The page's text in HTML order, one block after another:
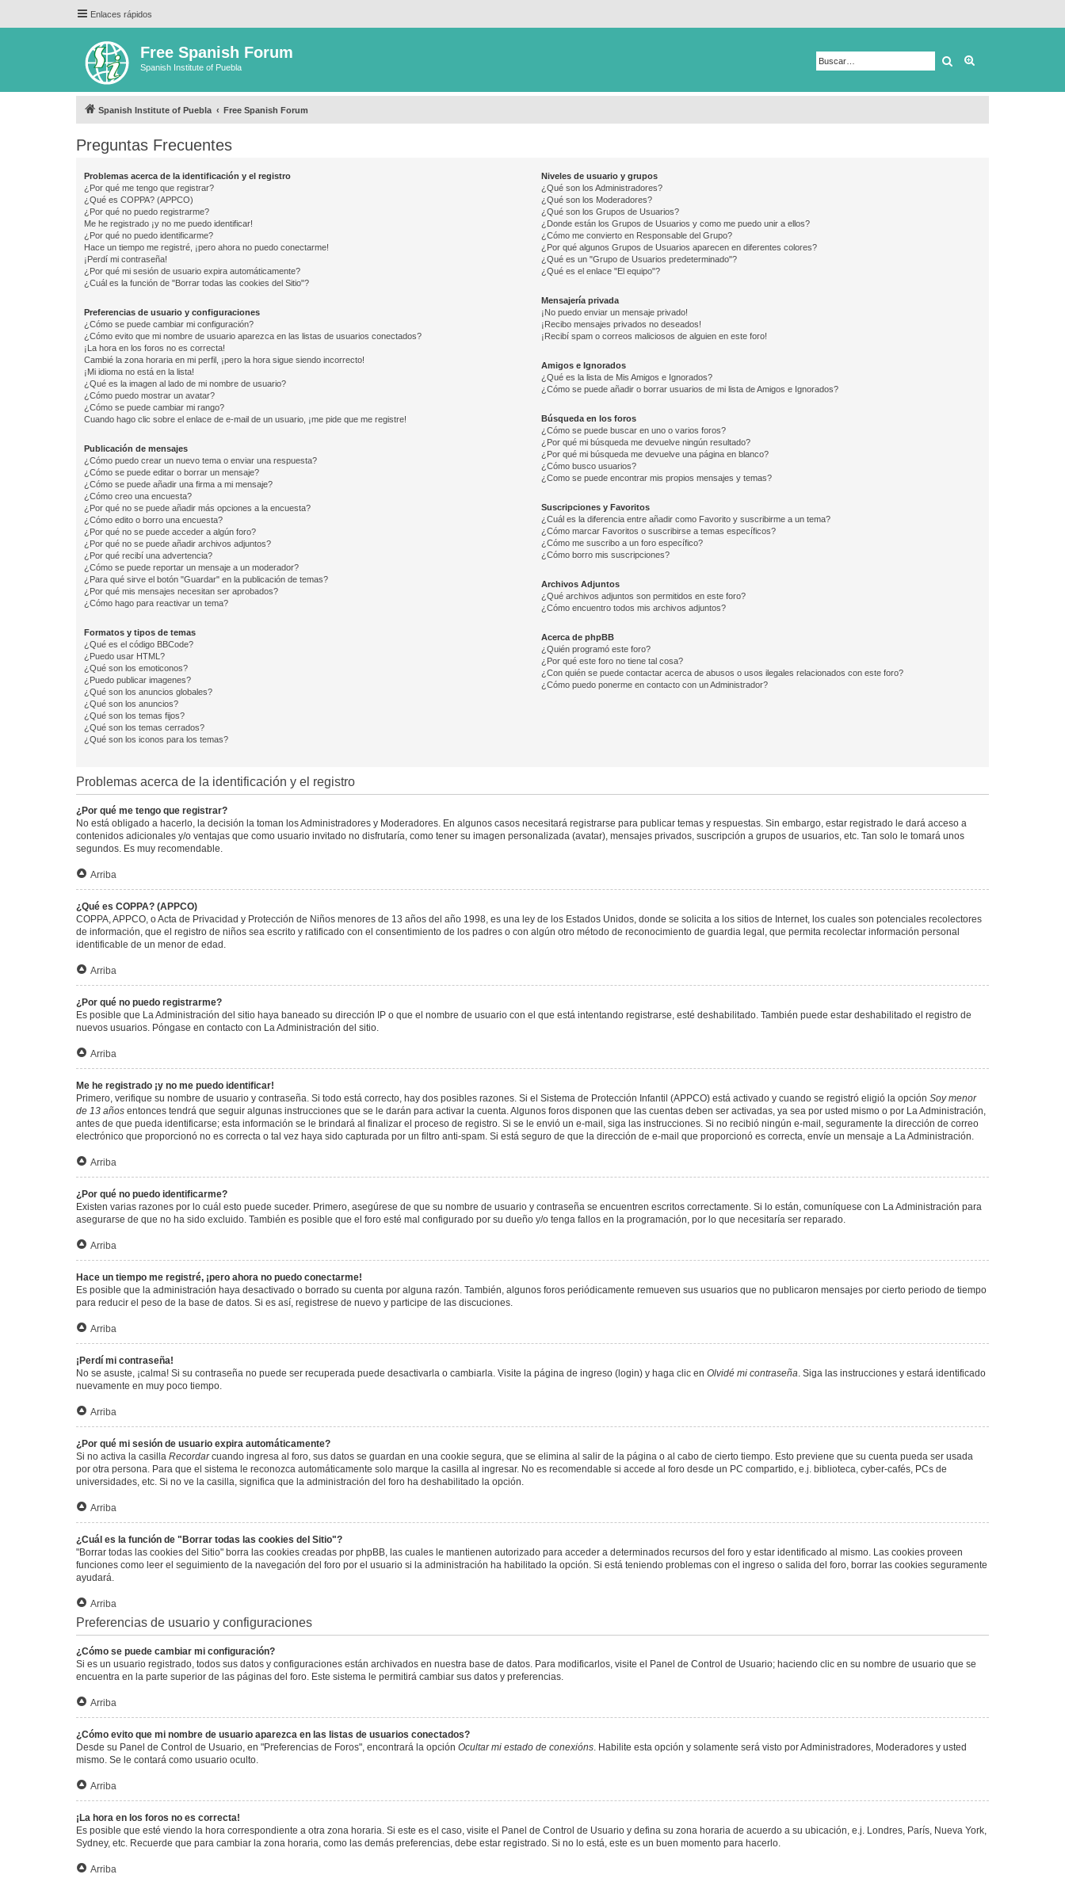
Enlaces rápidos
Free Spanish Forum
Spanish Institute of Puebla Buscar
Spanish Institute of Puebla Free Spanish Forum
Preguntas Frecuentes
Problemas acerca de la identificación y el registro
¿Por qué me tengo que registrar?
¿Qué es COPPA? (APPCO)
¿Por qué no puedo registrarme?
Me he registrado ¡y no me puedo identificar!
¿Por qué no puedo identificarme?
Hace un tiempo me registré, ¡pero ahora no puedo conectarme!
¡Perdí mi contraseña!
¿Por qué mi sesión de usuario expira automáticamente?
¿Cuál es la función de "Borrar todas las cookies del Sitio"?
Preferencias de usuario y configuraciones
¿Cómo se puede cambiar mi configuración?
¿Cómo evito que mi nombre de usuario aparezca en las listas de usuarios conectados?
¡La hora en los foros no es correcta!
Cambié la zona horaria en mi perfil, ¡pero la hora sigue siendo incorrecto!
¡Mi idioma no está en la lista!
¿Qué es la imagen al lado de mi nombre de usuario?
¿Cómo puedo mostrar un avatar?
¿Cómo se puede cambiar mi rango?
Cuando hago clic sobre el enlace de e-mail de un usuario, ¡me pide que me registre!
Publicación de mensajes
¿Cómo puedo crear un nuevo tema o enviar una respuesta?
¿Cómo se puede editar o borrar un mensaje?
¿Cómo se puede añadir una firma a mi mensaje?
¿Cómo creo una encuesta?
¿Por qué no se puede añadir más opciones a la encuesta?
¿Cómo edito o borro una encuesta?
¿Por qué no se puede acceder a algún foro?
¿Por qué no se puede añadir archivos adjuntos?
¿Por qué recibí una advertencia?
¿Cómo se puede reportar un mensaje a un moderador?
¿Para qué sirve el botón "Guardar" en la publicación de temas?
¿Por qué mis mensajes necesitan ser aprobados?
¿Cómo hago para reactivar un tema?
Formatos y tipos de temas
¿Qué es el código BBCode?
¿Puedo usar HTML?
¿Qué son los emoticonos?
¿Puedo publicar imagenes?
¿Qué son los anuncios globales?
¿Qué son los anuncios?
¿Qué son los temas fijos?
¿Qué son los temas cerrados?
¿Qué son los iconos para los temas?
Niveles de usuario y grupos
¿Qué son los Administradores?
¿Qué son los Moderadores?
¿Qué son los Grupos de Usuarios?
¿Donde están los Grupos de Usuarios y como me puedo unir a ellos?
¿Cómo me convierto en Responsable del Grupo?
¿Por qué algunos Grupos de Usuarios aparecen en diferentes colores?
¿Qué es un "Grupo de Usuarios predeterminado"?
¿Qué es el enlace "El equipo"?
Mensajería privada
¡No puedo enviar un mensaje privado!
¡Recibo mensajes privados no deseados!
¡Recibí spam o correos maliciosos de alguien en este foro!
Amigos e Ignorados
¿Qué es la lista de Mis Amigos e Ignorados?
¿Cómo se puede añadir o borrar usuarios de mi lista de Amigos e Ignorados?
Búsqueda en los foros
¿Cómo se puede buscar en uno o varios foros?
¿Por qué mi búsqueda me devuelve ningún resultado?
¿Por qué mi búsqueda me devuelve una página en blanco?
¿Cómo busco usuarios?
¿Como se puede encontrar mis propios mensajes y temas?
Suscripciones y Favoritos
¿Cuál es la diferencia entre añadir como Favorito y suscribirme a un tema?
¿Cómo marcar Favoritos o suscribirse a temas específicos?
¿Cómo me suscribo a un foro específico?
¿Cómo borro mis suscripciones?
Archivos Adjuntos
¿Qué archivos adjuntos son permitidos en este foro?
¿Cómo encuentro todos mis archivos adjuntos?
Acerca de phpBB
¿Quién programó este foro?
¿Por qué este foro no tiene tal cosa?
¿Con quién se puede contactar acerca de abusos o usos ilegales relacionados con este foro?
¿Cómo puedo ponerme en contacto con un Administrador?
Problemas acerca de la identificación y el registro
¿Por qué me tengo que registrar?
No está obligado a hacerlo, la decisión la toman los Administradores y Moderadores. En algunos casos necesitará registrarse para publicar temas y respuestas. Sin embargo, estar registrado le dará acceso a
contenidos adicionales y/o ventajas que como usuario invitado no disfrutaría, como tener su imagen personalizada (avatar), mensajes privados, suscripción a grupos de usuarios, etc. Tan solo le tomará unos
segundos. Es muy recomendable.
Arriba
¿Qué es COPPA? (APPCO)
COPPA, APPCO, o Acta de Privacidad y Protección de Niños menores de 13 años del año 1998, es una ley de los Estados Unidos, donde se solicita a los sitios de Internet, los cuales son potenciales recolectores
de información, que el registro de niños sea escrito y ratificado con el consentimiento de los padres o con algún otro método de reconocimiento de guardia legal, que permita recolectar información personal
identificable de un menor de edad.
Arriba
¿Por qué no puedo registrarme?
Es posible que La Administración del sitio haya baneado su dirección IP o que el nombre de usuario con el que está intentando registrarse, esté deshabilitado. También puede estar deshabilitado el registro de
nuevos usuarios. Póngase en contacto con La Administración del sitio.
Arriba
Me he registrado ¡y no me puedo identificar!
Primero, verifique su nombre de usuario y contraseña. Si todo está correcto, hay dos posibles razones. Si el Sistema de Protección Infantil (APPCO) está activado y cuando se registró eligió la opción Soy menor
de 13 años entonces tendrá que seguir algunas instrucciones que se le darán para activar la cuenta. Algunos foros disponen que las cuentas deben ser activadas, ya sea por usted mismo o por La Administración,
antes de que pueda identificarse; esta información se le brindará al finalizar el proceso de registro. Si se le envió un e-mail, siga las instrucciones. Si no recibió ningún e-mail, seguramente la dirección de correo
electrónico que proporcionó no es correcta o tal vez haya sido capturada por un filtro anti-spam. Si está seguro de que la dirección de e-mail que proporcionó es correcta, envíe un mensaje a La Administración.
Arriba
¿Por qué no puedo identificarme?
Existen varias razones por lo cuál esto puede suceder. Primero, asegúrese de que su nombre de usuario y contraseña se encuentren escritos correctamente. Si lo están, comuníquese con La Administración para
asegurarse de que no ha sido excluido. También es posible que el foro esté mal configurado por su dueño y/o tenga fallos en la programación, por lo que necesitaría ser reparado.
Arriba
Hace un tiempo me registré, ¡pero ahora no puedo conectarme!
Es posible que la administración haya desactivado o borrado su cuenta por alguna razón. También, algunos foros periódicamente remueven sus usuarios que no publicaron mensajes por cierto periodo de tiempo
para reducir el peso de la base de datos. Si es así, registrese de nuevo y participe de las discuciones.
Arriba
¡Perdí mi contraseña!
No se asuste, ¡calma! Si su contraseña no puede ser recuperada puede desactivarla o cambiarla. Visite la página de ingreso (login) y haga clic en Olvidé mi contraseña. Siga las instrucciones y estará identificado
nuevamente en muy poco tiempo.
Arriba
¿Por qué mi sesión de usuario expira automáticamente?
Si no activa la casilla Recordarcuando ingresa al foro, sus datos se guardan en una cookie segura, que se elimina al salir de la página o al cabo de cierto tiempo. Esto previene que su cuenta pueda ser usada
por otra persona. Para que el sistema le reconozca automáticamente solo marque la casilla al ingresar. No es recomendable si accede al foro desde un PC compartido, e.j. biblioteca, cyber-cafés, PCs de
universidades, etc. Si no ve la casilla, significa que la administración del foro ha deshabilitado la opción.
Arriba
¿Cuál es la función de "Borrar todas las cookies del Sitio"?
"Borrar todas las cookies del Sitio" borra las cookies creadas por phpBB, las cuales le mantienen autorizado para acceder a determinados recursos del foro y estar identificado al mismo. Las cookies proveen
funciones como leer el seguimiento de la navegación del foro por el usuario si la administración ha habilitado la opción. Si está teniendo problemas con el ingreso o salida del foro, borrar las cookies seguramente
ayudará.
Arriba
Preferencias de usuario y configuraciones
¿Cómo se puede cambiar mi configuración?
Si es un usuario registrado, todos sus datos y configuraciones están archivados en nuestra base de datos. Para modificarlos, visite el Panel de Control de Usuario; haciendo clic en su nombre de usuario que se
encuentra en la parte superior de las páginas del foro. Este sistema le permitirá cambiar sus datos y preferencias.
Arriba
¿Cómo evito que mi nombre de usuario aparezca en las listas de usuarios conectados?
Desde su Panel de Control de Usuario, en "Preferencias de Foros", encontrará la opción Ocultar mi estado de conexións. Habilite esta opción y solamente será visto por Administradores, Moderadores y usted
mismo. Se le contará como usuario oculto.
Arriba
¡La hora en los foros no es correcta!
Es posible que esté viendo la hora correspondiente a otra zona horaria. Si este es el caso, visite el Panel de Control de Usuario y defina su zona horaria de acuerdo a su ubicación, e.j. Londres, París, Nueva York,
Sydney, etc. Recuerde que para cambiar la zona horaria, como las demás preferencias, debe estar registrado. Si no lo está, este es un buen momento para hacerlo.
Arriba